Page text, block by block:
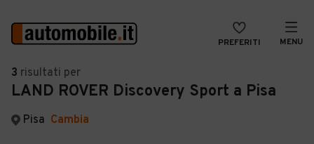
PREFERITI MENU
Auto
Auto usate
VENDI
MAGAZINE
3 risultati per
LAND ROVER Discovery Sport a Pisa
Pisa Cambia